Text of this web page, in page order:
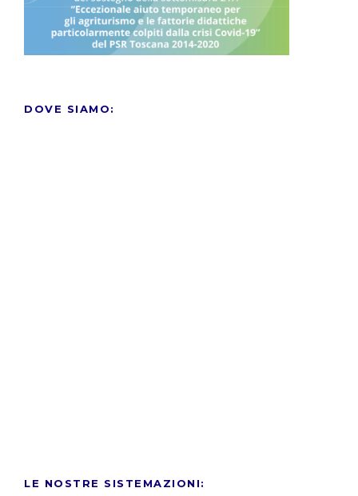
DOVE SIAMO:
LE NOSTRE SISTEMAZIONI: